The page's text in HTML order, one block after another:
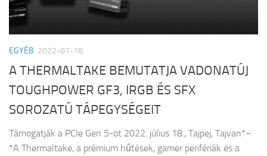
EGYÉB 2022-07-18
A THERMALTAKE BEMUTATJA VADONATÚJ
TOUGHPOWER GF3, IRGB ÉS SFX
SOROZATÚ TÁPEGYSÉGEIT
Támogatják a PCIe Gen 5-öt 2022. július 18., Tajpej, Tajvan*–
*A Thermaltake, a prémium hűtések, gamer perifériák és a